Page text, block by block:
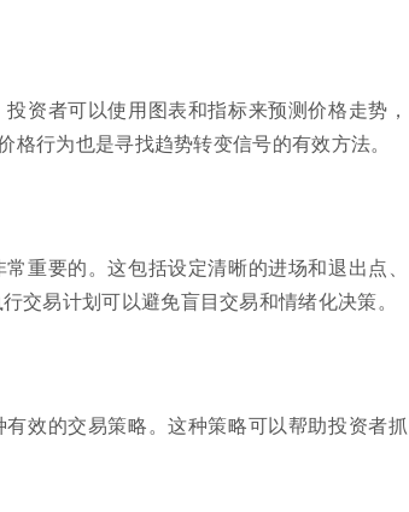
资者可以使用图表和指标来预测价格走势，
行为也是寻找趋势转变信号的有效方法。
重要的。这包括设定清晰的进场和退出点、
交易计划可以避免盲目交易和情绪化决策。
效的交易策略。这种策略可以帮助投资者抓